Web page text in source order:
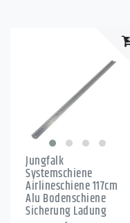
Jungfalk
Systemschiene
Airlineschiene 117cm
Alu Bodenschiene
Sicherung Ladung